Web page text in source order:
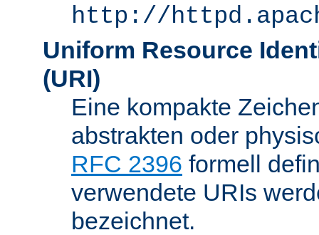
http://
Uniform Resource
(URI)
Eine kompakte
abstrakten oder
RFC 2396 formell
verwendete URIs
bezeichnet.